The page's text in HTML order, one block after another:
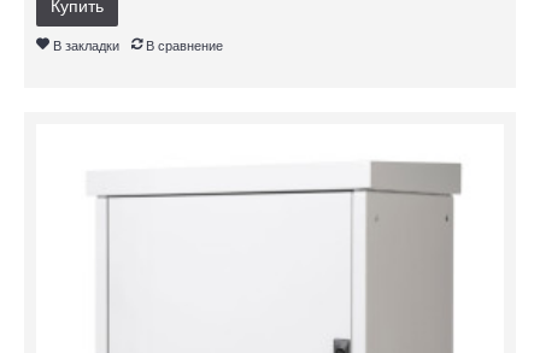
Купить
В закладки В сравнение